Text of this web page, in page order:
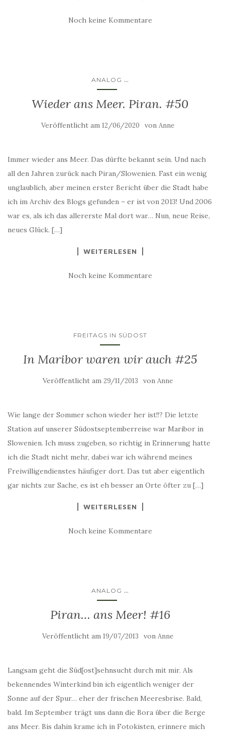
Noch keine Kommentare
ANALOG ...
Wieder ans Meer. Piran. #50
Veröffentlicht am 12/06/2020 von Anne
Immer wieder ans Meer. Das dürfte bekannt sein. Und nach
all den Jahren zurück nach Piran/Slowenien. Fast ein wenig
unglaublich, aber meinen erster Bericht über die Stadt habe
ich im Archiv des Blogs gefunden – er ist von 2013! Und 2006
war es, als ich das allererste Mal dort war… Nun, neue Reise,
neues Glück. […]
WEITERLESEN
Noch keine Kommentare
FREITAGS IN SÜDOST
In Maribor waren wir auch #25
Veröffentlicht am 29/11/2013 von Anne
Wie lange der Sommer schon wieder her ist!!? Die letzte
Station auf unserer Südostseptemberreise war Maribor in
Slowenien. Ich muss zugeben, so richtig in Erinnerung hatte
ich die Stadt nicht mehr, dabei war ich während meines
Freiwilligendienstes häufiger dort. Das tut aber eigentlich
gar nichts zur Sache, es ist eh besser an Orte öfter zu […]
WEITERLESEN
Noch keine Kommentare
ANALOG ...
Piran… ans Meer! #16
Veröffentlicht am 19/07/2013 von Anne
Langsam geht die Süd[ost]sehnsucht durch mit mir. Als
bekennendes Winterkind bin ich eigentlich weniger der
Sonne auf der Spur… eher der frischen Meeresbrise. Bald,
bald. Im September trägt uns dann die Bora über die Berge
ans Meer. Bis dahin krame ich in Fotokisten, erinnere mich